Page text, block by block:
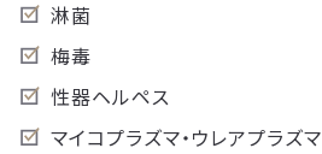
淋菌
梅毒
性器ヘルペス
マイコプラズマ・ウレアプラズマ